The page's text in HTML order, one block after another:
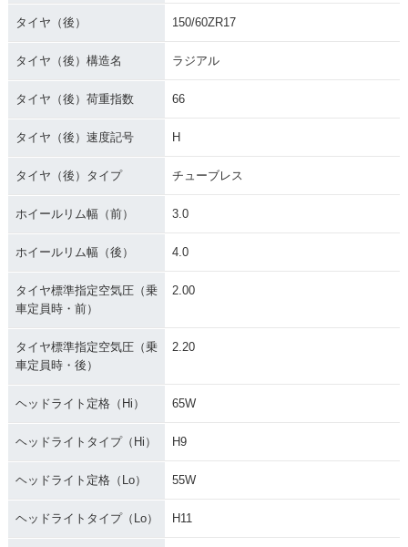
タイヤ（後） 150/60ZR17
タイヤ（後）構造名 ラジアル
タイヤ（後）荷重指数 66
タイヤ（後）速度記号 H
タイヤ（後）タイプ チューブレス
ホイールリム幅（前） 3.0
ホイールリム幅（後） 4.0
タイヤ標準指定空気圧（乗
車定員時・前）
2.00
タイヤ標準指定空気圧（乗
車定員時・後）
2.20
ヘッドライト定格（Hi） 65W
ヘッドライトタイプ（Hi） H9
ヘッドライト定格（Lo） 55W
ヘッドライトタイプ（Lo） H11